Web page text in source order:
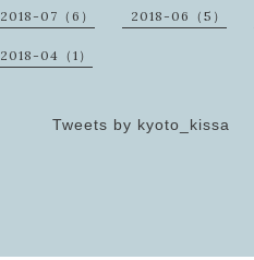
2018-07（6） 2018-06（5）
2018-04（1）
Tweets by kyoto_kissa